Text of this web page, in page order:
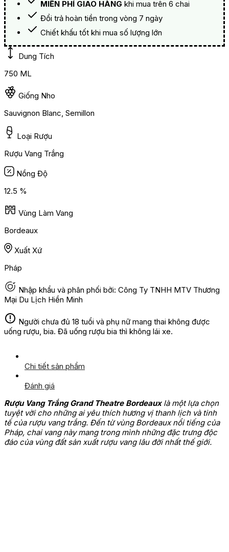
MIỄN PHÍ GIAO HÀNG khi mua trên 6 chai
Đổi trả hoàn tiền trong vòng 7 ngày
Chiết khấu tốt khi mua số lượng lớn
Dung Tích
750 ML
Giống Nho
Sauvignon Blanc, Semillon
Loại Rượu
Rượu Vang Trắng
Nồng Độ
12.5 %
Vùng Làm Vang
Bordeaux
Xuất Xứ
Pháp
Nhập khẩu và phân phối bởi: Công Ty TNHH MTV Thương
Mại Du Lịch Hiền Minh
Người chưa đủ 18 tuổi và phụ nữ mang thai không được
uống rượu, bia. Đã uống rượu bia thì không lái xe.
Chi tiết sản phẩm
Đánh giá
Rượu Vang Trắng Grand Theatre Bordeauxlà một lựa chọn
tuyệt vời cho những ai yêu thích hương vị thanh lịch và tinh
tế của rượu vang trắng. Đến từ vùng Bordeaux nổi tiếng của
Pháp, chai vang này mang trong mình những đặc trưng độc
đáo của vùng đất sản xuất rượu vang lâu đời nhất thế giới.